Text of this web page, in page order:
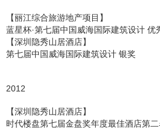
【丽江综合旅游地产项目】
蓝星杯·第七届中国威海国际建筑设计 优
【深圳隐秀山居酒店】
第七届中国威海国际建筑设计 银奖
2012
【深圳隐秀山居酒店】
时代楼盘第七届金盘奖年度最佳酒店第二